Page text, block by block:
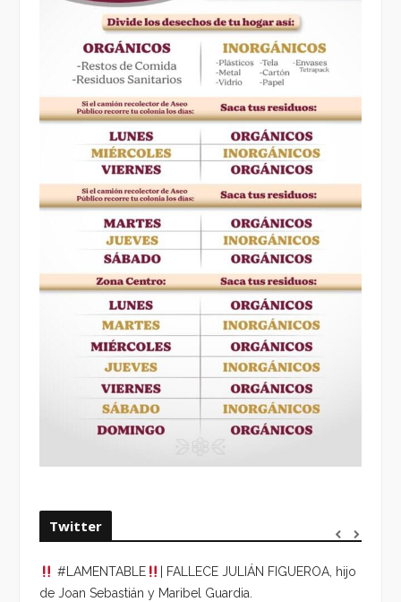
Twitter
#LAMENTABLE
| FALLECE JULIÁN FIGUEROA, hijo
de Joan Sebastián y Maribel Guardia.